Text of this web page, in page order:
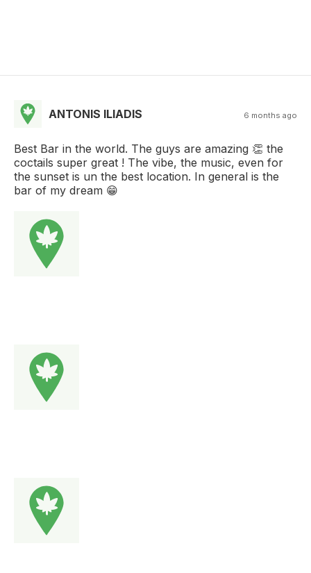
ANTONIS ILIADIS 6 months ago
Best Bar in the world. The guys are amazing 👏 the
coctails super great ! The vibe, the music, even for
the sunset is un the best location. In general is the
bar of my dream 😁